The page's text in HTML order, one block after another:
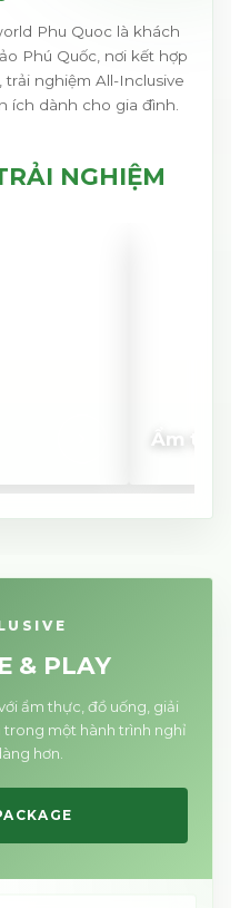
Phu Quoc là khách
Phú Quốc, nơi kết hợp
nghiệm All-Inclusive
ích dành cho gia đình.
NGHIỆM
Ẩm thực
& PLAY
ẩm thực, đồ uống, giải
trong một hành trình nghỉ
hơn.